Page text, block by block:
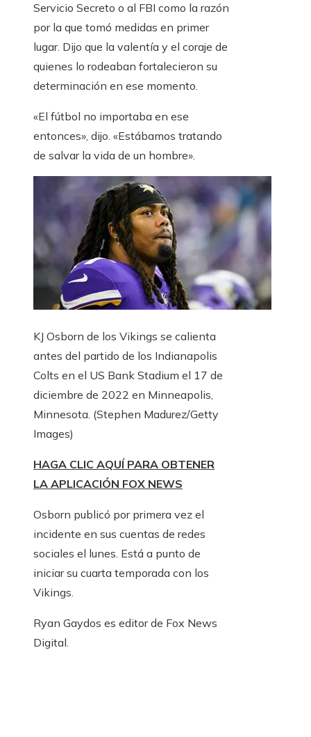
Servicio Secreto o al FBI como la razón
por la que tomó medidas en primer
lugar. Dijo que la valentía y el coraje de
quienes lo rodeaban fortalecieron su
determinación en ese momento.
«El fútbol no importaba en ese
entonces», dijo. «Estábamos tratando
de salvar la vida de un hombre».
KJ Osborn de los Vikings se calienta
antes del partido de los Indianapolis
Colts en el US Bank Stadium el 17 de
diciembre de 2022 en Minneapolis,
Minnesota. (Stephen Madurez/Getty
Images)
HAGA CLIC AQUÍ PARA OBTENER
LA APLICACIÓN FOX NEWS
Osborn publicó por primera vez el
incidente en sus cuentas de redes
sociales el lunes. Está a punto de
iniciar su cuarta temporada con los
Vikings.
Ryan Gaydos es editor de Fox News
Digital.